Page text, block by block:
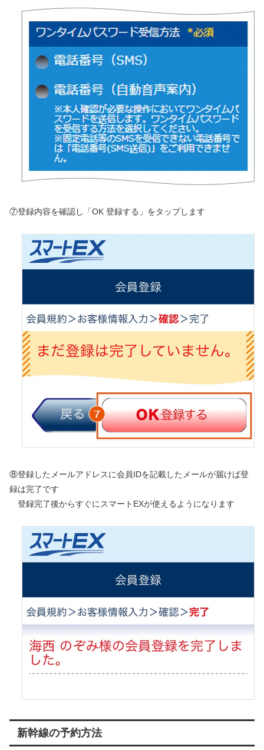
⑦登録内容を確認し「OK 登録する」をタップします
⑧登録したメールアドレスに会員IDを記載したメールが届けば登
録は完了です
登録完了後からすぐにスマートEXが使えるようになります
新幹線の予約方法